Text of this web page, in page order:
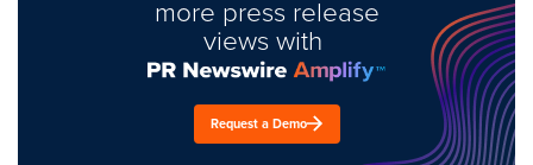
more press release
views with
Request a Demo